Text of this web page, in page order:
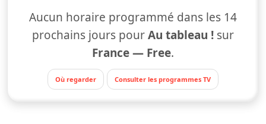
Aucun horaire programmé dans les 14
prochains jours pourAu tableau ! sur
France — Free.
Où regarder Consulter les programmes TV